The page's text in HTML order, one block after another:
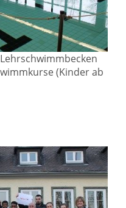
(Kinder ab